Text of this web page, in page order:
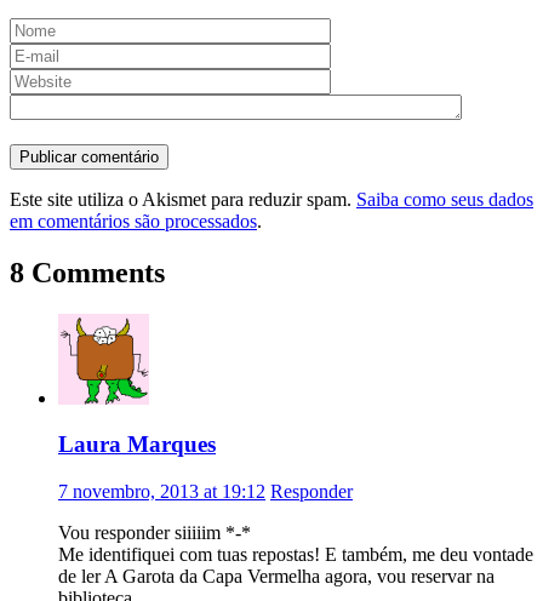
Este site utiliza o Akismet para reduzir spam. Saiba como seus dados
em comentários são processados.
8 Comments
Laura Marques
7 novembro, 2013 at 19:12 Responder
Vou responder siiiiim *-*
Me identifiquei com tuas repostas! E também, me deu vontade
de ler A Garota da Capa Vermelha agora, vou reservar na